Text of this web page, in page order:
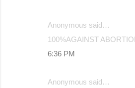
Anonymous said…
100%AGAINST
6:36 PM
Anonymous said…